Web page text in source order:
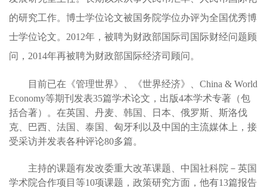
的研究工作。博士学位论文被国务院学位办评为全国优秀博
士学位论文。2012年，被聘为财政部国际司国际财经问题顾
问，2014年再被聘为财政部国际经济司顾问。
目前已在《管理世界》、《世界经济》、China & World
Economy等期刊发表35篇学术论文，出版4本学术专著（包
括合著）。在英国、丹麦、韩国、日本、俄罗斯、斯洛伐
克、巴西、法国、泰国、匈牙利以及中国的主流媒体上，接
受采访并发表各种评论80多篇。
主持的课题有发改委重大改革课题、中国社科院－英国
学术院合作项目等10项课题，政策研究方面，他有13篇报告